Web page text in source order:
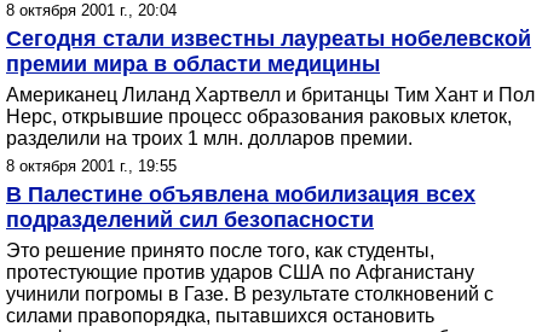
8 октября 2001 г., 20:04
Сегодня стали известны лауреаты нобелевской
премии мира в области медицины
Американец Лиланд Хартвелл и британцы Тим Хант и Пол
Нерс, открывшие процесс образования раковых клеток,
разделили на троих 1 млн. долларов премии.
8 октября 2001 г., 19:55
В Палестине объявлена мобилизация всех
подразделений сил безопасности
Это решение принято после того, как студенты,
протестующие против ударов США по Афганистану
учинили погромы в Газе. В результате столкновений с
силами правопорядка, пытавшихся остановить